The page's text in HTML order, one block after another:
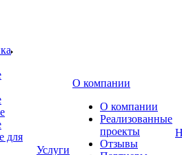
для
Услуги
О компании
О компании
Реализованные
проекты
Отзывы